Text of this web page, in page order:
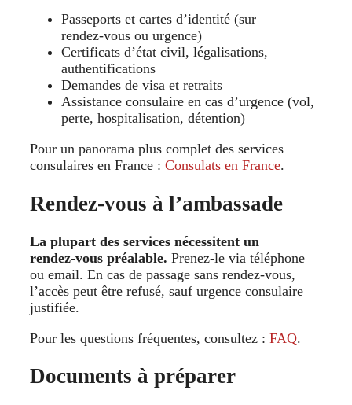
Passeports et cartes d’identité (sur
rendez‑vous ou urgence)
Certificats d’état civil, légalisations,
authentifications
Demandes de visa et retraits
Assistance consulaire en cas d’urgence (vol,
perte, hospitalisation, détention)
Pour un panorama plus complet des services
consulaires en France : Consulats en France.
Rendez‑vous à l’ambassade
La plupart des services nécessitent un
rendez‑vous préalable. Prenez-le via téléphone
ou email. En cas de passage sans rendez‑vous,
l’accès peut être refusé, sauf urgence consulaire
justifiée.
Pour les questions fréquentes, consultez : FAQ.
Documents à préparer